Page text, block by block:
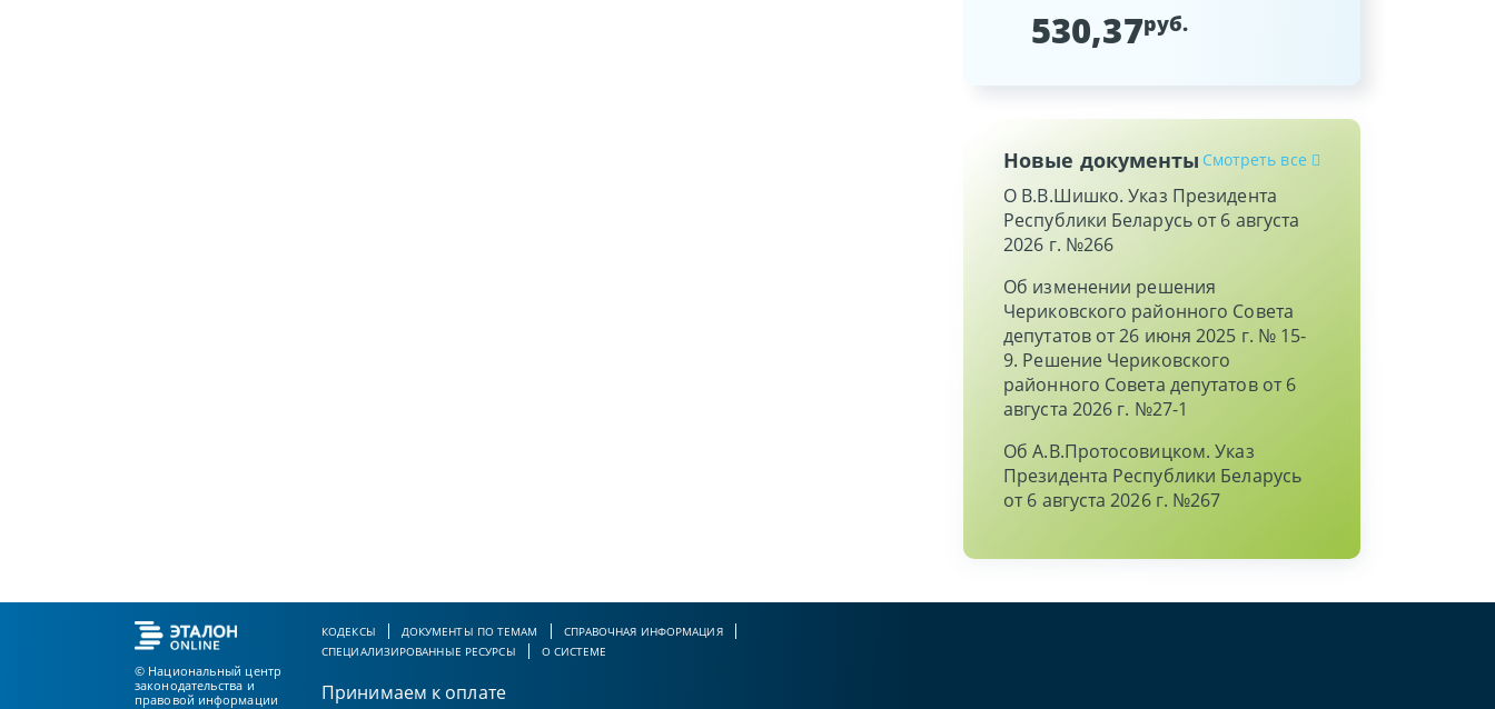
530,37руб.
Новые документы Смотреть все
О В.В.Шишко. Указ Президента
Республики Беларусь от 6 августа
2026 г. №266
Об изменении решения
Чериковского районного Совета
депутатов от 26 июня 2025 г. № 15-
9. Решение Чериковского
районного Совета депутатов от 6
августа 2026 г. №27-1
Об А.В.Протосовицком. Указ
Президента Республики Беларусь
от 6 августа 2026 г. №267
© Национальный центр
законодательства и
правовой информации
КОДЕКСЫ ДОКУМЕНТЫ ПО ТЕМАМ
СПРАВОЧНАЯ ИНФОРМАЦИЯ
СПЕЦИАЛИЗИРОВАННЫЕ РЕСУРСЫ
О СИСТЕМЕ
Принимаем к оплате